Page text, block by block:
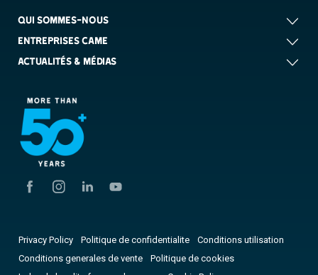
QUI SOMMES-NOUS
ENTREPRISES CAME
ACTUALITÉS & MÉDIAS
Privacy Policy Politique de confidentialite
Conditions utilisation
Conditions generales de vente
Politique de cookies